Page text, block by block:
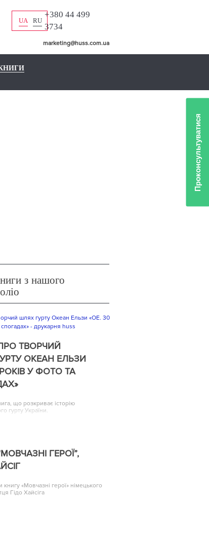
UA RU
+380 44 499
3734
marketing@huss.com.ua
з нашого
ТВОРЧИЙ
ОКЕАН ЕЛЬЗИ
У ФОТО ТА
що розкриває історію
гурту України.
ГЕРОЇ”,
книгу «Мовчазні герої» німецького
Гідо Хайсіга
Проконсультуватися